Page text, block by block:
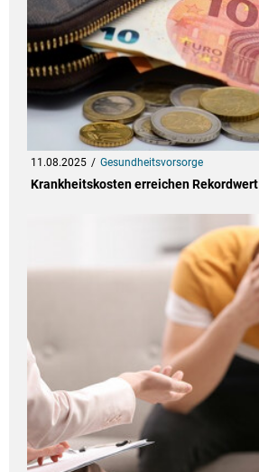
11.08.2025 Gesundheitsvorsorge
Krankheitskosten erreichen Rekordwert